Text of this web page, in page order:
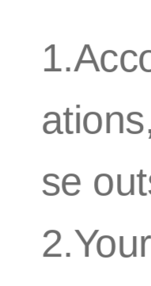
深圳市法
密：
se